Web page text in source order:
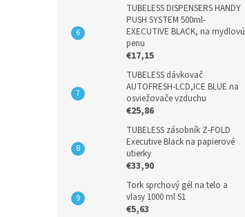
TUBELESS DISPENSERS HANDY
PUSH SYSTEM 500ml-
EXECUTIVE BLACK, na mydlovú
penu
€17,15
TUBELESS dávkovač
AUTOFRESH-LCD,ICE BLUE na
osviežovače vzduchu
€25,86
TUBELESS zásobník Z-FOLD
Executive Black na papierové
utierky
€33,90
Tork sprchový gél na telo a
vlasy 1000 ml S1
€5,63